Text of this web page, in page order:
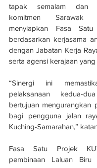
tapak semalam dan
komitmen Sarawak
menyiapkan Fasa
berdasarkan kerjasama
dengan Jabatan Kerja
serta agensi kerajaan yang
“Sinergi ini
pelaksanaan kedua-
bertujuan mengurangkan
bagi pengguna jalan
Kuching-Samarahan,”
Fasa Satu Projek
pembinaan Laluan Biru